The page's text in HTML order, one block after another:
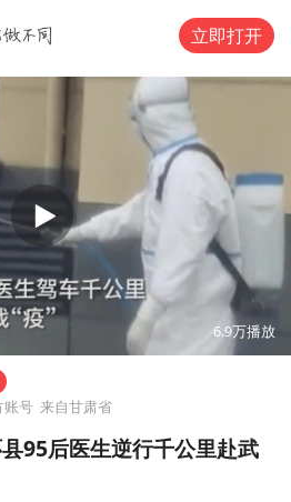
立即打开
00:47
6.9万播放
账号 来自甘肃省
95后医生逆行千公里赴武